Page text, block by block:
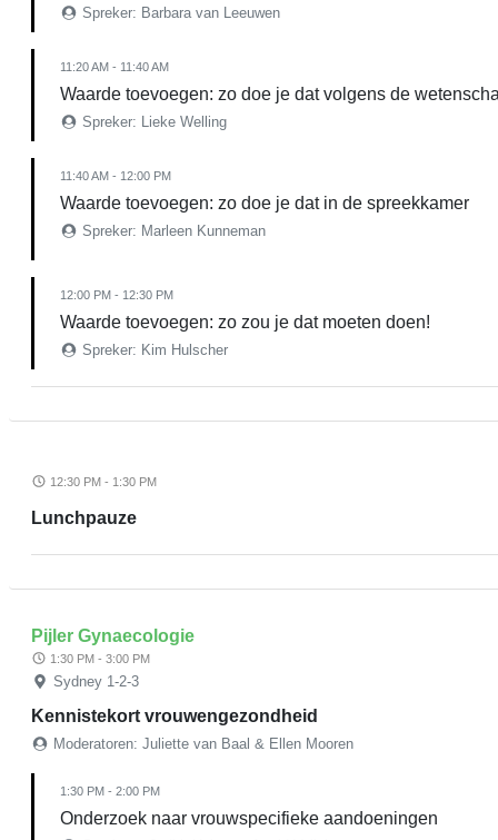
Spreker: Barbara van Leeuwen
11:20 AM - 11:40 AM
Waarde toevoegen: zo doe je dat volgens de
Spreker: Lieke Welling
11:40 AM - 12:00 PM
Waarde toevoegen: zo doe je dat in de spreekkamer
Spreker: Marleen Kunneman
12:00 PM - 12:30 PM
Waarde toevoegen: zo zou je dat moeten doen!
Spreker: Kim Hulscher
12:30 PM - 1:30 PM
Lunchpauze
Pijler Gynaecologie
1:30 PM - 3:00 PM
Sydney 1-2-3
Kennistekort vrouwengezondheid
Moderatoren: Juliette van Baal & Ellen Mooren
1:30 PM - 2:00 PM
Onderzoek naar vrouwspecifieke aandoeningen